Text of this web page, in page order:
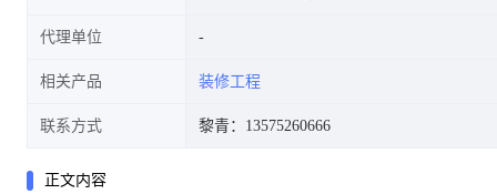
代理单位
相关产品 装修工程
联系方式 黎青：13575260666
正文内容